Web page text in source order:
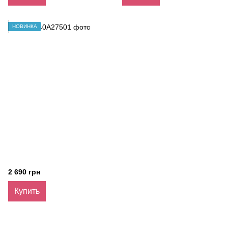
НОВИНКА
2 690 грн
Купить